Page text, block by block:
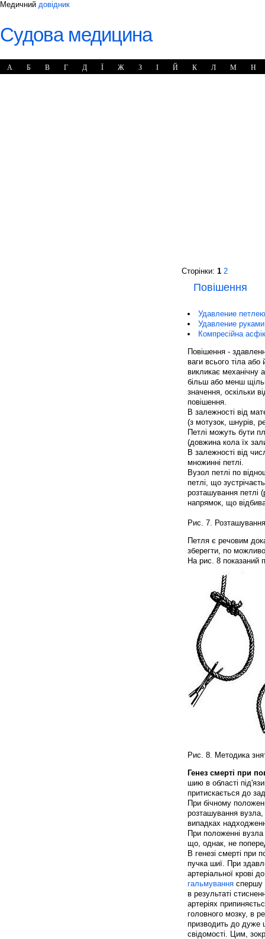
Медичний довідник
Судова медицина
А Б В Г Д Ї Ж З І Й К Л М Н
Сторінки: 1 2
Повішення
Удавление петлею
Удавление руками
Компресійна
Повішення -
ваги всього тіла
викликає механічну
більш або менш
значення, оскільки
повішення.
В залежності від
(з мотузок, шнурів,
Петлі можуть бути
(довжина кола їх
В залежності від
множинні петлі.
Вузол петлі по
петлі, що
розташування петлі
напрямок, що
Рис. 7.
Петля є речовим
зберегти, по
На рис. 8 показаний
Рис. 8. Методика
Генез смерті при
шию в області
притискається до
При бічному
розташування вузла,
випадках
При положенні
що, однак, не
В генезі смерті при
пучка шиї. При
артеріальної крові
гальмування спершу
в результаті
артеріях
головного мозку, в
призводить до дуже
свідомості. Цим,